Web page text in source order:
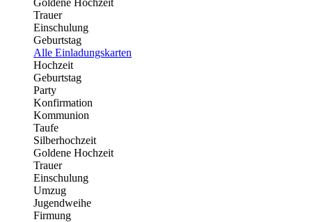
Goldene Hochzeit
Trauer
Einschulung
Geburtstag
Alle Einladungskarten
Hochzeit
Geburtstag
Party
Konfirmation
Kommunion
Taufe
Silberhochzeit
Goldene Hochzeit
Trauer
Einschulung
Umzug
Jugendweihe
Firmung